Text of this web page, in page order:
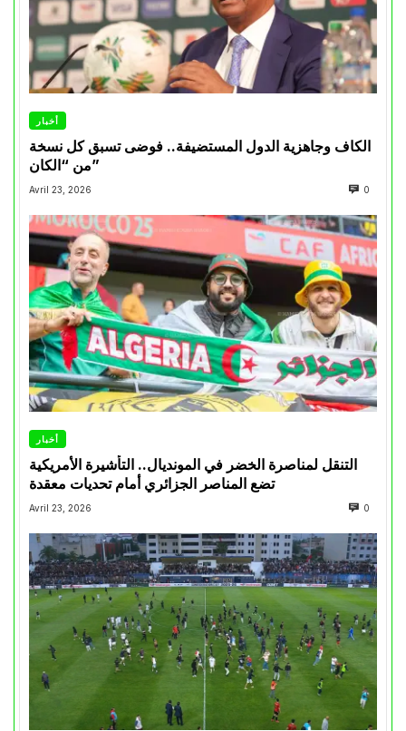
أخبار
الكاف وجاهزية الدول المستضيفة.. فوضى تسبق كل نسخة
من “الكان”
Avril 23, 2026 0
أخبار
التنقل لمناصرة الخضر في المونديال.. التأشيرة الأمريكية
تضع المناصر الجزائري أمام تحديات معقدة
Avril 23, 2026 0